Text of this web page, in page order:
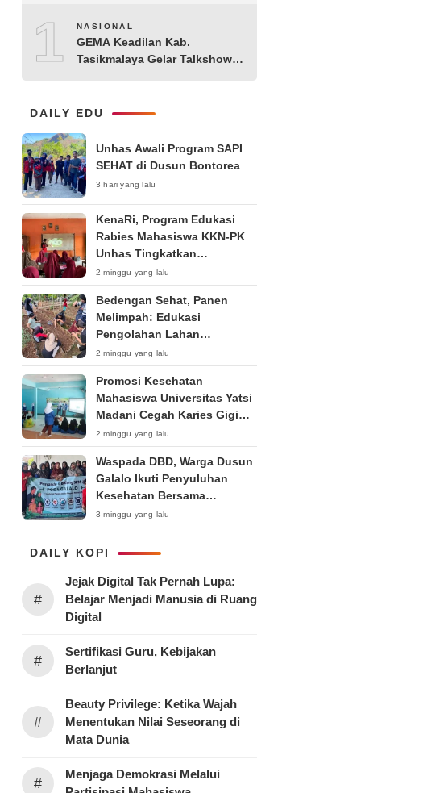
10NASIONAL
GEMA Keadilan Kab.
Tasikmalaya Gelar Talkshow
Negara di Era Post-Truth”
DAILY EDU
Unhas Awali Program SAPI
SEHAT di Dusun Bontorea
3 hari yang lalu
KenaRi, Program Edukasi
Rabies Mahasiswa KKN-PK
Unhas Tingkatkan
Kesadaran Siswa SD Negeri 4
Maccorawalie
2 minggu yang lalu
Bedengan Sehat, Panen
Melimpah: Edukasi
Pengolahan Lahan
Bedengan Organik bagi KWT
dan Ibu PKK RT 04 RW 01
Kelurahan Pakintelan
2 minggu yang lalu
Promosi Kesehatan
Mahasiswa Universitas Yatsi
Madani Cegah Karies Gigi
Anak
2 minggu yang lalu
Waspada DBD, Warga Dusun
Galalo Ikuti Penyuluhan
Kesehatan Bersama
Mahasiswa Pemberdayaan
Surabaya 2026
3 minggu yang lalu
DAILY KOPI
#
Jejak Digital Tak Pernah Lupa:
Belajar Menjadi Manusia di Ruang
Digital
#
Sertifikasi Guru, Kebijakan
Berlanjut
#
Beauty Privilege: Ketika Wajah
Menentukan Nilai Seseorang di
Mata Dunia
#
Menjaga Demokrasi Melalui